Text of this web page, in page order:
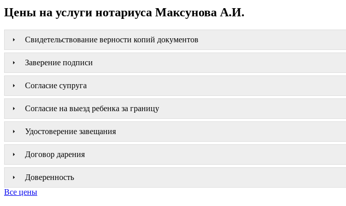
Цены на услуги нотариуса Максунова А.И.
Свидетельствование верности копий документов
Заверение подписи
Согласие супруга
Согласие на выезд ребенка за границу
Удостоверение завещания
Договор дарения
Доверенность
Все цены